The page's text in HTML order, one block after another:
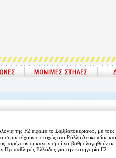
της F2 είχαμε το Σαββατοκύριακο, με
επιτυχώς στο Ράλλυ Λευκωσίας
παρέχουν οι κανονισμοί να βαθμολογηθούν
Πρωταθλητές Ελλάδος για την κατηγορία F2.